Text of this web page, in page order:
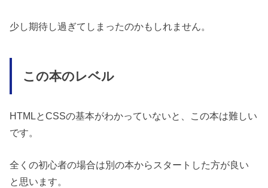
少し期待し過ぎてしまったのかもしれません。
この本のレベル
HTMLとCSSの基本がわかっていないと、この本は難しい
です。
全くの初心者の場合は別の本からスタートした方が良い
と思います。